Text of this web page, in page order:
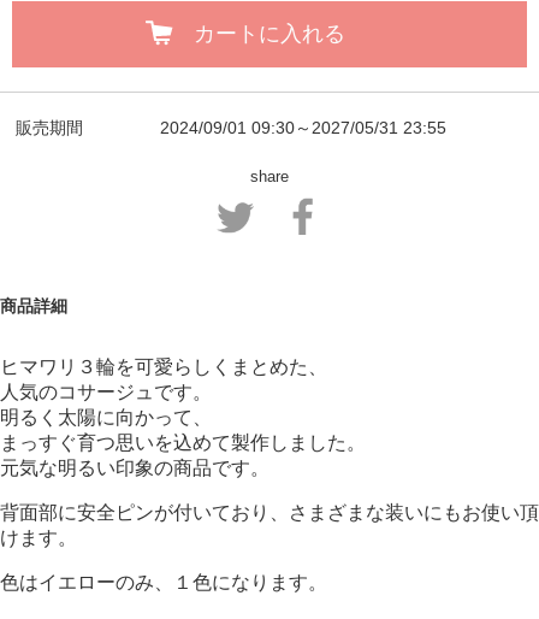
カートに入れる
販売期間 2024/09/01 09:30～2027/05/31 23:55
share
商品詳細
ヒマワリ３輪を可愛らしくまとめた、
人気のコサージュです。
明るく太陽に向かって、
まっすぐ育つ思いを込めて製作しました。
元気な明るい印象の商品です。
背面部に安全ピンが付いており、さまざまな装いにもお使い頂
けます。
色はイエローのみ、１色になります。